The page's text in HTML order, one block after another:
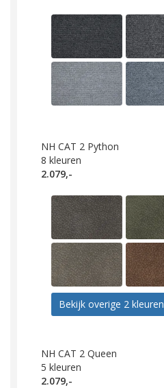
NH CAT 2 Python
8 kleuren
2.079,-
Bekijk overige 2 kleuren
NH CAT 2 Queen
5 kleuren
2.079,-